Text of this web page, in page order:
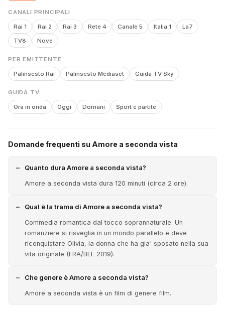
CANALI PRINCIPALI
Rai 1 Rai 2 Rai 3 Rete 4 Canale 5 Italia 1
La7
TV8
Nove
PER EMITTENTE
Palinsesto Rai Palinsesto Mediaset Guida TV Sky
GUIDA TV
Ora in onda Oggi Domani Sport e partite
Domande frequenti su Amore a seconda vista
Quanto dura Amore a seconda vista?
Amore a seconda vista dura 120 minuti (circa 2 ore).
Qual è la trama di Amore a seconda vista?
Commedia romantica dal tocco soprannaturale. Un
romanziere si risveglia in un mondo parallelo e deve
riconquistare Olivia, la donna che ha gia' sposato nella sua
vita originale (FRA/BEL 2019).
Che genere è Amore a seconda vista?
Amore a seconda vista è un film di genere film.